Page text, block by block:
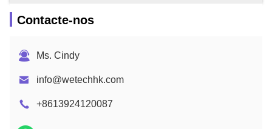
Contacte-nos
Ms. Cindy
info@wetechhk.com
+8613924120087